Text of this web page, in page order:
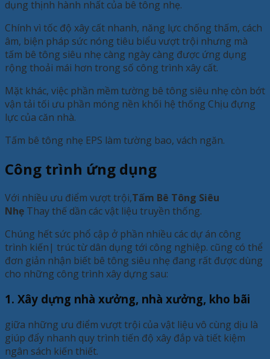
dụng thịnh hành nhất của bê tông nhẹ.
Chính vì tốc độ xây cất nhanh, năng lực chống thấm, cách
âm, biện pháp sức nóng tiêu biểu vượt trội nhưng mà
tấm bê tông siêu nhẹ càng ngày càng được ứng dụng
rộng thoải mái hơn trong số công trình xây cất.
Mặt khác, việc phần mềm tường bê tông siêu nhẹ còn bớt
vận tải tối ưu phần móng nền khối hệ thống Chịu đựng
lực của căn nhà.
Tấm bê tông nhẹ EPS làm tường bao, vách ngăn.
Công trình ứng dụng
Với nhiều ưu điểm vượt trội,Tấm Bê Tông Siêu
Nhẹ Thay thế dần các vật liệu truyền thống.
Chúng hết sức phổ cập ở phần nhiều các dự án công
trình kiến| ​​trúc từ dân dụng tới công nghiệp. cũng có thể
đơn giản nhận biết bê tông siêu nhẹ đang rất được dùng
cho những công trình xây dựng sau:
1. Xây dựng nhà xưởng, nhà xưởng, kho bãi
giữa những ưu điểm vượt trội của vật liệu vô cùng dịu là
giúp đẩy nhanh quy trình tiến độ xây đắp và tiết kiệm
ngân sách kiến thiết.